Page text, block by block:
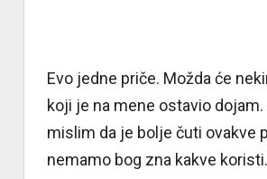
Evo jedne priče. Možda će
koji je na mene ostavio
mislim da je bolje čuti ovakve
nemamo bog zna kakve koristi.